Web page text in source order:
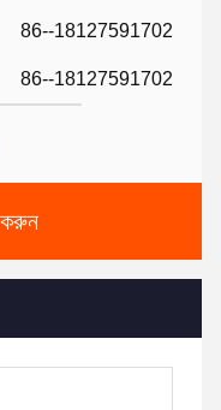
86--18127591702
86--18127591702